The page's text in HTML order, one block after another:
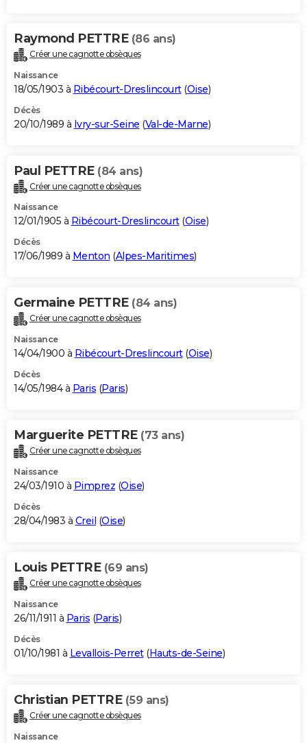
Raymond PETTRE (86 ans)
Créer une cagnotte obsèques
Naissance
18/05/1903 à Ribécourt-Dreslincourt(Oise)
Décès
20/10/1989 à Ivry-sur-Seine (Val-de-Marne)
Paul PETTRE (84 ans)
Créer une cagnotte obsèques
Naissance
12/01/1905 à Ribécourt-Dreslincourt(Oise)
Décès
17/06/1989 à Menton (Alpes-Maritimes)
Germaine PETTRE (84 ans)
Créer une cagnotte obsèques
Naissance
14/04/1900 à Ribécourt-Dreslincourt(Oise)
Décès
14/05/1984 à Paris (Paris)
Marguerite PETTRE (73 ans)
Créer une cagnotte obsèques
Naissance
24/03/1910 à Pimprez (Oise)
Décès
28/04/1983 à Creil (Oise)
Louis PETTRE (69 ans)
Créer une cagnotte obsèques
Naissance
26/11/1911 à Paris (Paris)
Décès
01/10/1981 à Levallois-Perret(Hauts-de-Seine)
Christian PETTRE (59 ans)
Créer une cagnotte obsèques
Naissance